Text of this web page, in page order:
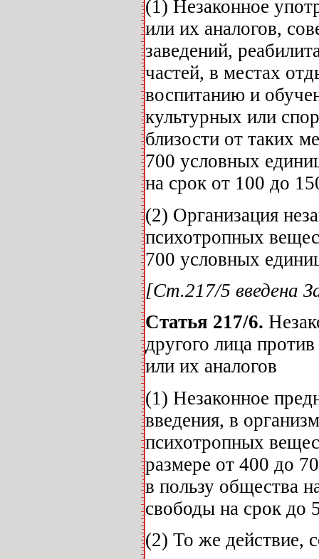
(1) Незаконное
или их аналогов,
заведений,
частей, в местах
воспитанию и
культурных или
близости от таких
700 условных
на срок от 100 до
(2) Организация
психотропных
700 условных
[Ст.217/5 введена
Статья 217/6.
другого лица
или их аналогов
(1) Незаконное
введения, в
психотропных
размере от 400 до
в пользу общества
свободы на срок до
(2) То же действие,